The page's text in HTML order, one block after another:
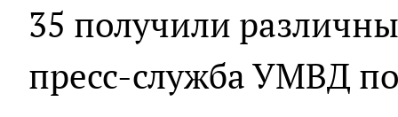
35 получили
пресс-служба УМВД